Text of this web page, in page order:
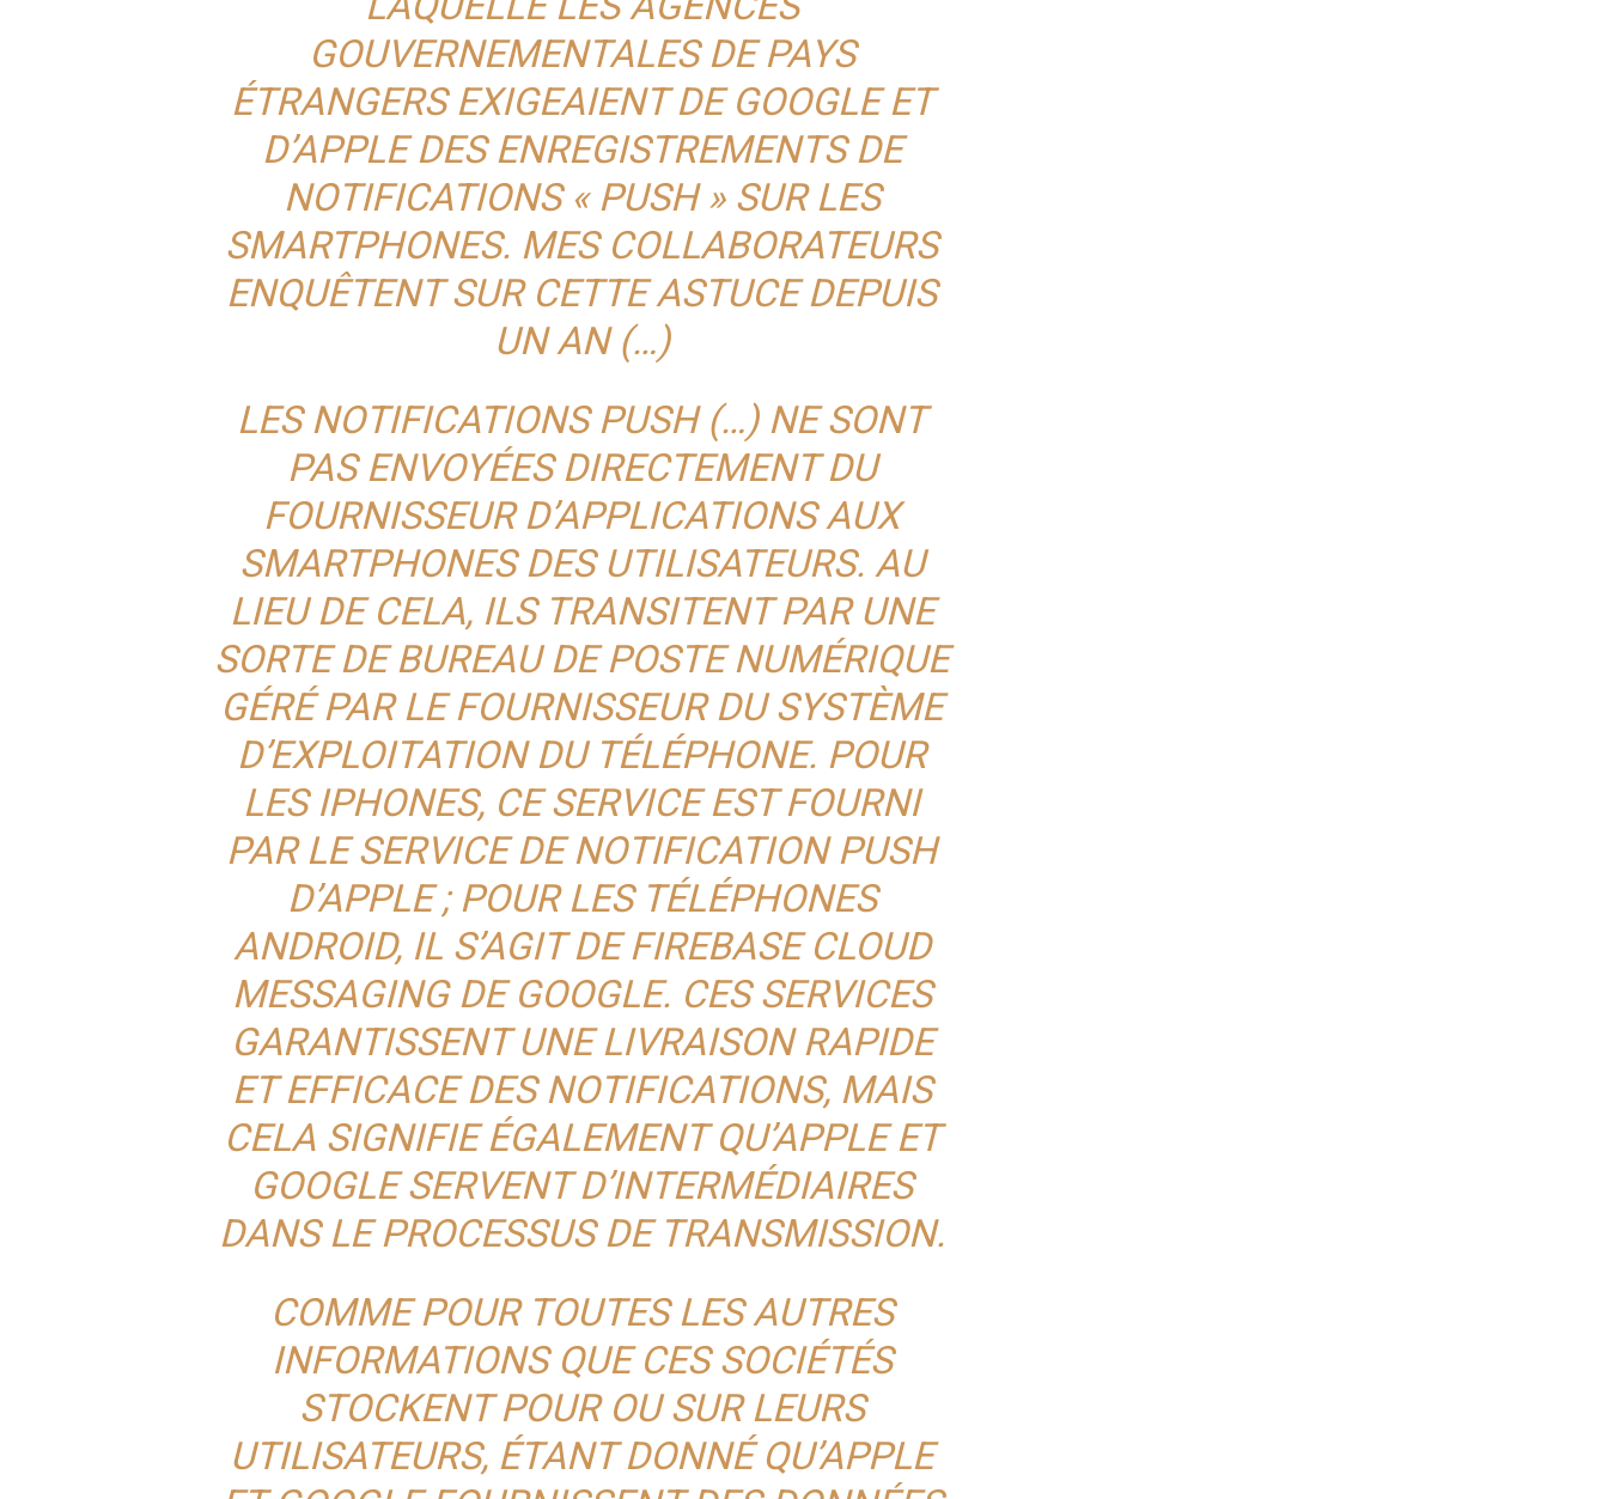
GOUVERNEMENTALES DE PAYS
ÉTRANGERS EXIGEAIENT DE GOOGLE ET
D’APPLE DES ENREGISTREMENTS DE
NOTIFICATIONS « PUSH » SUR LES
SMARTPHONES. MES COLLABORATEURS
ENQUÊTENT SUR CETTE ASTUCE DEPUIS
UN AN (…)
LES NOTIFICATIONS PUSH (…) NE SONT
PAS ENVOYÉES DIRECTEMENT DU
FOURNISSEUR D’APPLICATIONS AUX
SMARTPHONES DES UTILISATEURS. AU
LIEU DE CELA, ILS TRANSITENT PAR UNE
SORTE DE BUREAU DE POSTE NUMÉRIQUE
GÉRÉ PAR LE FOURNISSEUR DU SYSTÈME
D’EXPLOITATION DU TÉLÉPHONE. POUR
LES IPHONES, CE SERVICE EST FOURNI
PAR LE SERVICE DE NOTIFICATION PUSH
D’APPLE ; POUR LES TÉLÉPHONES
ANDROID, IL S’AGIT DE FIREBASE CLOUD
MESSAGING DE GOOGLE. CES SERVICES
GARANTISSENT UNE LIVRAISON RAPIDE
ET EFFICACE DES NOTIFICATIONS, MAIS
CELA SIGNIFIE ÉGALEMENT QU’APPLE ET
GOOGLE SERVENT D’INTERMÉDIAIRES
DANS LE PROCESSUS DE TRANSMISSION.
COMME POUR TOUTES LES AUTRES
INFORMATIONS QUE CES SOCIÉTÉS
STOCKENT POUR OU SUR LEURS
UTILISATEURS, ÉTANT DONNÉ QU’APPLE